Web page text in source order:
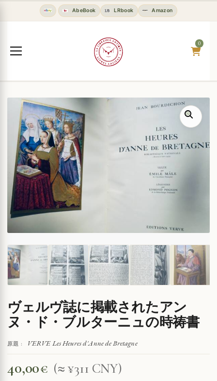
AbeBook LRbook Amazon
0
ヴェルヴ誌に掲載されたアン
ヌ・ド・ブルターニュの時祷書
原題 : VERVE Les Heures d'Anne de Bretagne
40,00€ (≈ ¥311 CNY)